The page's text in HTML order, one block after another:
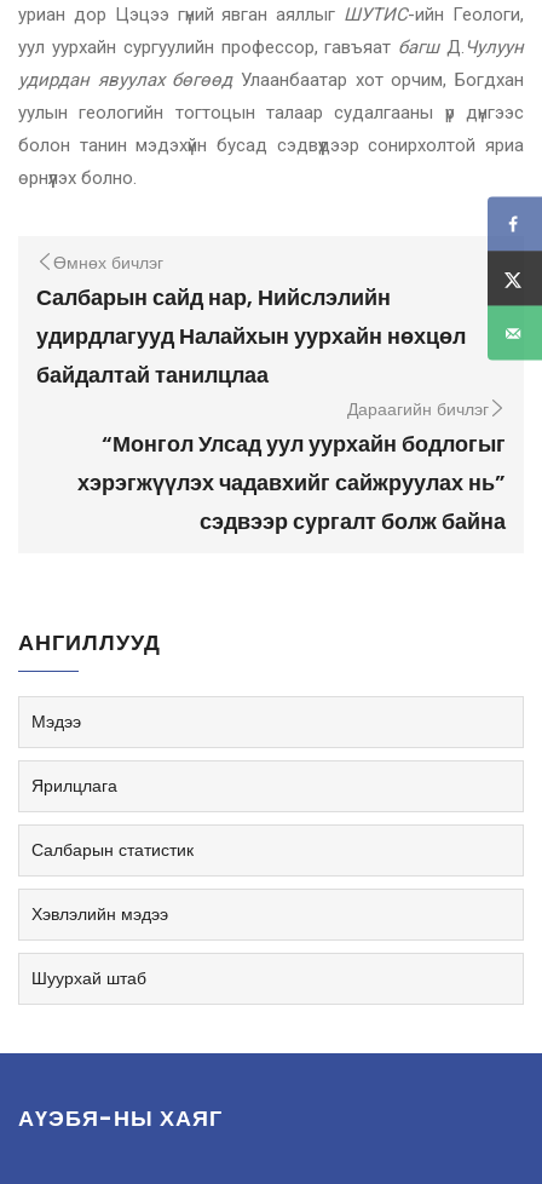
уриан дор Цэцээ гүний явган аяллыг ШУТИС-ийн Геологи,
уул уурхайн сургуулийн профессор, гавъяат багшД.Чулуун
удирдан явуулах бөгөөд Улаанбаатар хот орчим, Богдхан
уулын геологийн тогтоцын талаар судалгааны үр дүнгээс
болон танин мэдэхүйн бусад сэдвүүдээр сонирхолтой яриа
өрнүүлэх болно.
Өмнөх бичлэг
Салбарын сайд нар, Нийслэлийн
удирдлагууд Налайхын уурхайн нөхцөл
байдалтай танилцлаа
Дараагийн бичлэг
“Монгол Улсад уул уурхайн бодлогыг
хэрэгжүүлэх чадавхийг сайжруулах нь”
сэдвээр сургалт болж байна
АНГИЛЛУУД
Мэдээ
Ярилцлага
Салбарын статистик
Хэвлэлийн мэдээ
Шуурхай штаб
АҮЭБЯ-НЫ ХАЯГ